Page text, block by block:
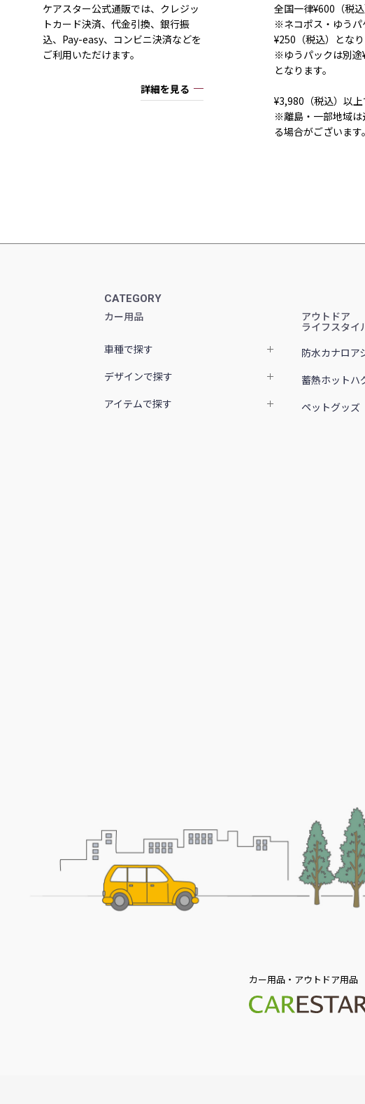
ケアスター公式通販では、クレジッ
トカード決済、代金引換、銀行振
込、Pay-easy、コンビニ決済などを
ご利用いただけます。
詳細を見る
全国一律¥600（税込
※ネコポス・ゆうパ
¥250（税込）となり
※ゆうパックは別途
となります。
¥3,980（税込）以上
※離島・一部地域は
る場合がございます。
CATEGORY
カー用品
車種で探す
デザインで探す
アイテムで探す
アウトドア
ライフスタイ
防水カナロア
蓄熱ホットハ
ペットグッズ
カー用品・アウトドア用品